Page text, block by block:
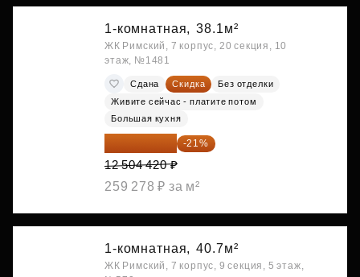
1-комнатная, 38.1м²
ЖК Римский, 7 корпус, 20 секция, 10
этаж, №1481
Сдана Скидка
Без отделки
Живите сейчас - платите потом
Большая кухня
-21%
12 504 420 ₽
259 278 ₽ за м²
1-комнатная, 40.7м²
ЖК Римский, 7 корпус, 9 секция, 5 этаж,